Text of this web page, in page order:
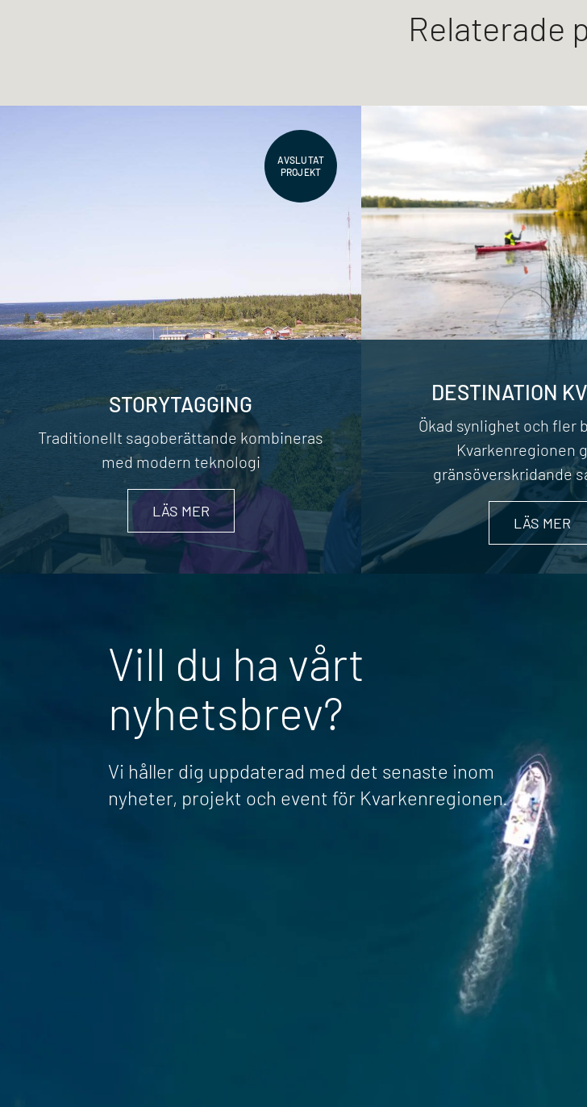
Relaterade
AVSLUTAT
PROJEKT
STORYTAGGING
Traditionellt sagoberättande kombineras
med modern teknologi
LÄS MER
DESTINATION
Ökad synlighet och fler
Kvarkenregionen
gränsöverskridande
LÄS MER
Vill du ha vårt
nyhetsbrev?
Vi håller dig uppdaterad med det senaste inom
nyheter, projekt och event för Kvarkenregionen.